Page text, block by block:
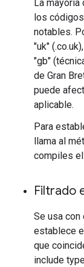
La
los
notables.
"uk"
"gb"
de Gran
puede
aplicable.
Para
llama al
compiles
Filtrado
Se usa con
establece
que
include